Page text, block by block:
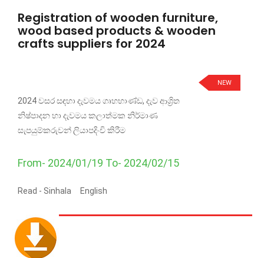
Registration of wooden furniture,
wood based products & wooden
crafts suppliers for 2024
NEW
2024 වසර සඳහා දැවමය ගෘහභාණ්ඩ, දැව ආශ්‍රිත
නිෂ්පාදන හා දැවමය කලාත්මක නිර්මාණ
සැපයුම්කරුවන් ලියාපදිංචි කිරීම
From- 2024/01/19 To- 2024/02/15
Read - Sinhala English